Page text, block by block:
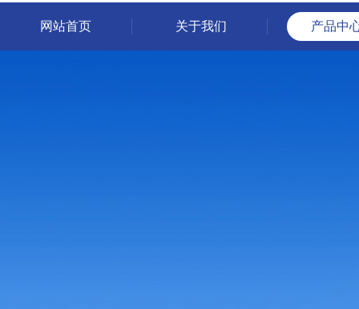
网站首页 关于我们 产品中